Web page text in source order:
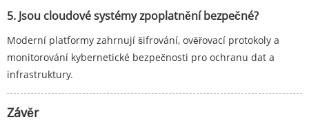
5. Jsou cloudové systémy zpoplatnění bezpečné?
Moderní platformy zahrnují šifrování, ověřovací protokoly a
monitorování kybernetické bezpečnosti pro ochranu dat a
infrastruktury.
Závěr